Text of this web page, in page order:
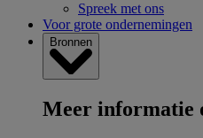
Spreek met ons
Voor grote ondernemingen
Bronnen
Meer informatie